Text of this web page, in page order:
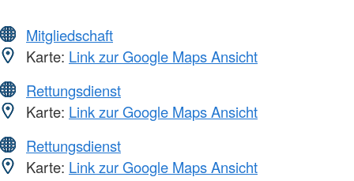
Mitgliedschaft
Karte: Link zur Google Maps Ansicht
Rettungsdienst
Karte: Link zur Google Maps Ansicht
Rettungsdienst
Karte: Link zur Google Maps Ansicht